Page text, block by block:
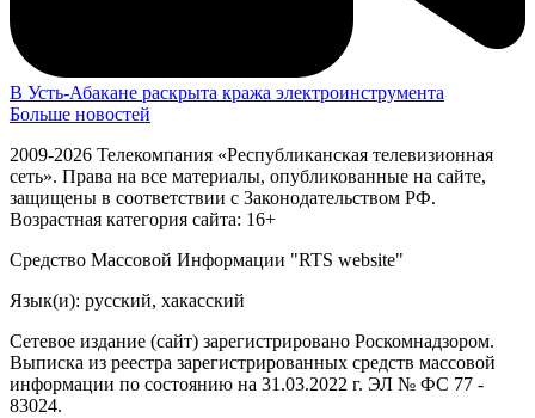
В Усть-Абакане раскрыта кража электроинструмента
Больше новостей
2009-2026 Телекомпания «Республиканская телевизионная
сеть». Права на все материалы, опубликованные на сайте,
защищены в соответствии с Законодательством РФ.
Возрастная категория сайта: 16+
Средство Массовой Информации "RTS website"
Язык(и): русский, хакасский
Сетевое издание (сайт) зарегистрировано Роскомнадзором.
Выписка из реестра зарегистрированных средств массовой
информации по состоянию на 31.03.2022 г. ЭЛ № ФС 77 -
83024.